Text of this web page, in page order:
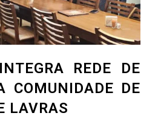
REDE DE
COMUNIDADE DE
LAVRAS